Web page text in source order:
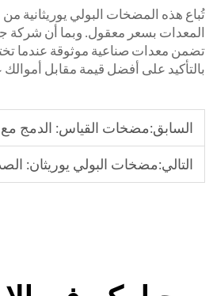
تُباع هذه المضخات البولي
المعدات بسعر معقول. وبما أن شركة
تضمن معدات صناعية موثوقة عندما
بالتأكيد على أفضل قيمة مقابل
السابق:مضخات القياس: الدمج مع
التالي:مضخات البولي يوريثان: